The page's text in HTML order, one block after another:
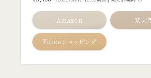
Amazon 楽天
Yahooショッピング